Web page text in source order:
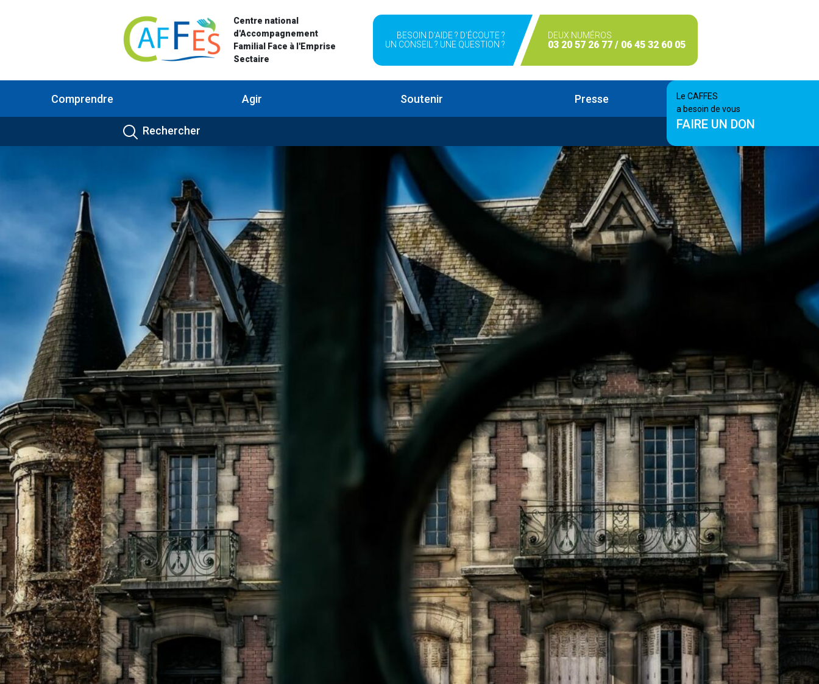
Centre national
d'Accompagnement
Familial Face à l'Emprise
Sectaire
BESOIN D'AIDE ? D'ÉCOUTE ?
UN CONSEIL ? UNE QUESTION ?
DEUX NUMÉROS
03 20 57 26 77 / 06 45 32 60 05
Comprendre Agir Soutenir Presse
Le CAFFES
a besoin de vous
FAIRE UN DON